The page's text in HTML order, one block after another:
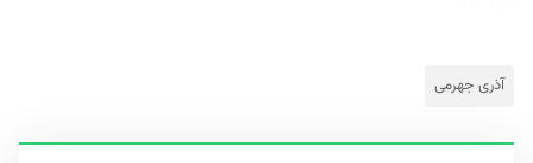
آذری جهرمی